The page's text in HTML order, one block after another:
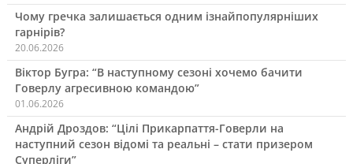
Чому гречка залишається одним ізнайпопулярніших
гарнірів?
20.06.2026
Віктор Бугра: “В наступному сезоні хочемо бачити
Говерлу агресивною командою”
01.06.2026
Андрій Дроздов: “Цілі Прикарпаття-Говерли на
наступний сезон відомі та реальні – стати призером
Суперліги”